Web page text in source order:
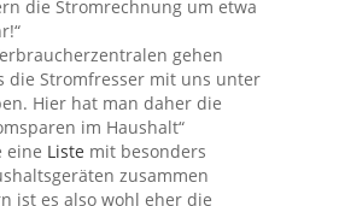
die Stromrechnung um etwa
gehen
die Stromfresser mit uns unter
Hier hat man daher die
im Haushalt“
eine Liste mit besonders
zusammen
ist es also wohl eher die